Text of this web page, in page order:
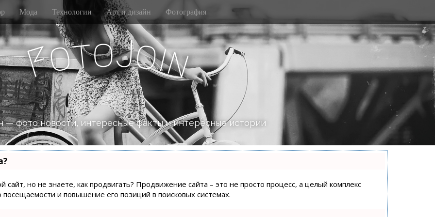
Мода Технологии Арт и дизайн Фотография
FotoJoi
n
— фото новости, интересные факты и интересные истории
сайт, но не знаете, как продвигать? Продвижение сайта – это не просто процесс, а целый комплекс
и повышение его позиций в поисковых системах.